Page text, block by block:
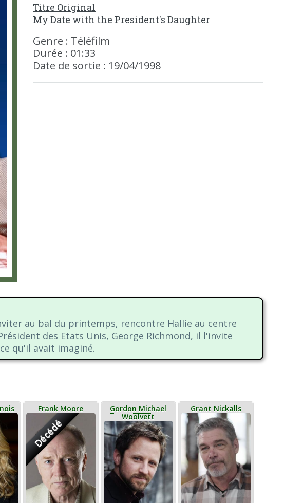
Titre Original
My Date with the President's Daughter
Genre : Téléfilm
Durée : 01:33
Date de sortie : 19/04/1998
au bal du printemps, rencontre Hallie au centre
des Etats Unis, George Richmond, il l'invite
qu'il avait imaginé.
Frank Moore
Décédé
Gordon Michael
Woolvett
Grant Nickalls